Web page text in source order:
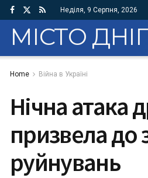
Неділя, 9 Серпня, 2026
МІСТО
Home Війна в Україні
Нічна атака
призвела до
руйнувань